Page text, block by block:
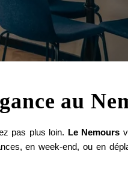
au
pas plus loin. Le Nemours
en week-end, ou en